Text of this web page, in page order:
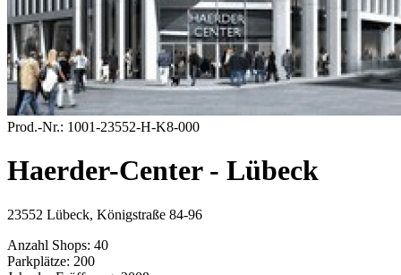
Prod.-Nr.: 1001-23552-H-K8-000
Haerder-Center - Lübeck
23552 Lübeck, Königstraße 84-96
Anzahl Shops: 40
Parkplätze: 200